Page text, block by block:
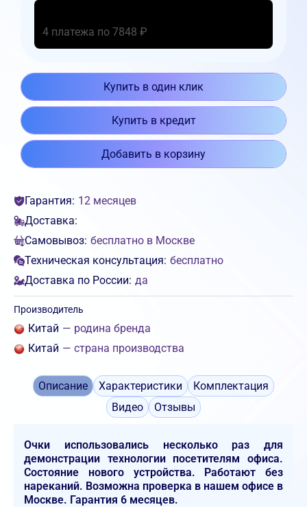
4 платежа по 7848 ₽
Купить в один клик
Купить в кредит
Добавить в корзину
Гарантия: 12 месяцев
Доставка:
Самовывоз: бесплатно в Москве
Техническая консультация: бесплатно
Доставка по России: да
Производитель
Китай — родина бренда
Китай — страна производства
Описание Характеристики
Комплектация
Видео
Отзывы
Очки использовались несколько раз для
демонстрации технологии посетителям офиса.
Состояние нового устройства. Работают без
нареканий. Возможна проверка в нашем офисе в
Москве. Гарантия 6 месяцев.